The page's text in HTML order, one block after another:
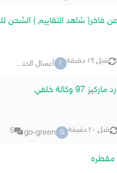
فاخر( شاهد التقاييم ) الشحن
قبل ١٩ دقيقة أ أعسال الجنوب
97 وكالة خلفي
قبل ٢٠ دقيقة G
go-green
5
مقطره